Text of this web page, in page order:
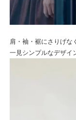
肩・袖・裾にさりげな
一見シンプルなデザイ